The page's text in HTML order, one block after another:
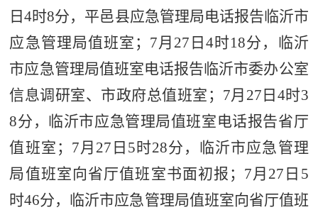
日4时8分，平邑县应急管理局电话报告临沂市
应急管理局值班室； 7月 27 日4时18分，临沂
市应急管理局值班室电话报告临沂市委办公室
信息调研室、市政府总值班室； 7月 27 日 4时3
8分，临沂市应急管理局值班室电话报告省厅
值班室； 7月 27 日 5 时28分，临沂市应急管理
局值班室向省厅值班室书面初报； 7月 27 日 5
时46分，临沂市应急管理局值班室向省厅值班